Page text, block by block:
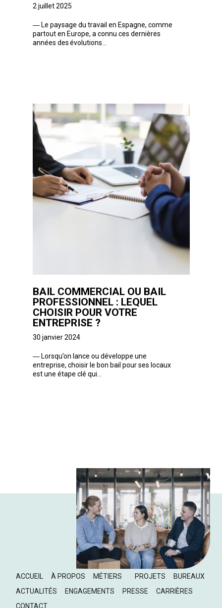
2 juillet 2025
― Le paysage du travail en Espagne, comme
partout en Europe, a connu ces dernières
années des évolutions...
BAIL COMMERCIAL OU BAIL
PROFESSIONNEL : LEQUEL
CHOISIR POUR VOTRE
ENTREPRISE ?
30 janvier 2024
― Lorsqu’on lance ou développe une
entreprise, choisir le bon bail pour ses locaux
est une étape clé qui...
ACCUEIL À PROPOS MÉTIERS PROJETS
BUREAUX
ACTUALITÉS
ENGAGEMENTS PRESSE
CARRIÈRES
CONTACT